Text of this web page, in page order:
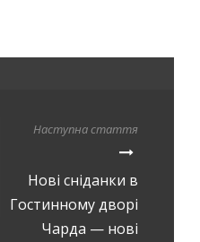
Наступна стаття
Нові сніданки в
Гостинному дворі
Чарда — нові